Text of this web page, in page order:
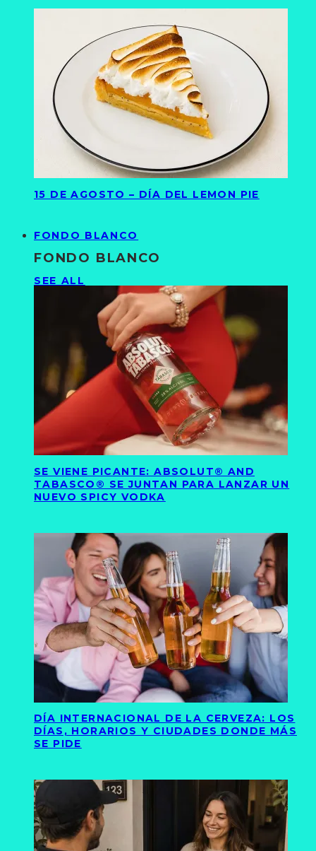
15 DE AGOSTO – DÍA DEL LEMON PIE
FONDO BLANCO
FONDO BLANCO
SEE ALL
SE VIENE PICANTE: ABSOLUT® AND
TABASCO® SE JUNTAN PARA LANZAR UN
NUEVO SPICY VODKA
DÍA INTERNACIONAL DE LA CERVEZA: LOS
DÍAS, HORARIOS Y CIUDADES DONDE MÁS
SE PIDE